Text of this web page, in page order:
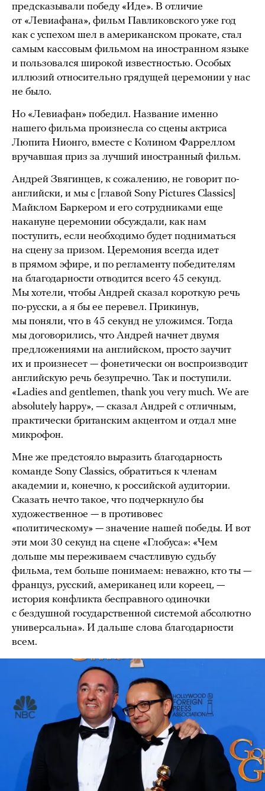
предсказывали победу «Иде». В отличие
от «Левиафана», фильм Павликовского уже год
как с успехом шел в американском прокате, стал
самым кассовым фильмом на иностранном языке
и пользовался широкой известностью. Особых
иллюзий относительно грядущей церемонии у нас
не было.
Но «Левиафан» победил. Название именно
нашего фильма произнесла со сцены актриса
Люпита Нионго, вместе с Колином Фарреллом
вручавшая приз за лучший иностранный фильм.
Андрей Звягинцев, к сожалению, не говорит по-
английски, и мы с [главой Sony Pictures Classics]
Майклом Баркером и его сотрудниками еще
накануне церемонии обсуждали, как нам
поступить, если необходимо будет подниматься
на сцену за призом. Церемония всегда идет
в прямом эфире, и по регламенту победителям
на благодарности отводится всего 45 секунд.
Мы хотели, чтобы Андрей сказал короткую речь
по-русски, а я бы ее перевел. Прикинув,
мы поняли, что в 45 секунд не уложимся. Тогда
мы договорились, что Андрей начнет двумя
предложениями на английском, просто заучит
их и произнесет — фонетически он воспроизводит
английскую речь безупречно. Так и поступили.
«Ladies and gentlemen, thank you very much. We are
absolutely happy», — сказал Андрей с отличным,
практически британским акцентом и отдал мне
микрофон.
Мне же предстояло выразить благодарность
команде Sony Classics, обратиться к членам
академии и, конечно, к российской аудитории.
Сказать нечто такое, что подчеркнуло бы
художественное — в противовес
«политическому» — значение нашей победы. И вот
эти мои 30 секунд на сцене «Глобуса»: «Чем
дольше мы переживаем счастливую судьбу
фильма, тем больше понимаем: неважно, кто ты —
француз, русский, американец или кореец, —
история конфликта бесправного одиночки
с бездушной государственной системой абсолютно
универсальна». И дальше слова благодарности
всем.